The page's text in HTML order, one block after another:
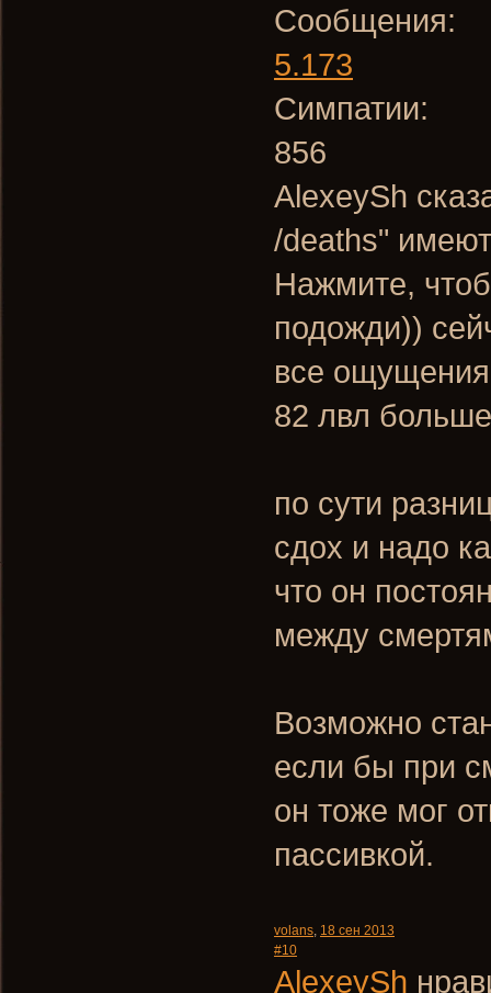
Сообщения:
5.173
Симпатии:
856
AlexeySh
/deaths"
Нажмите,
подожди))
все
82 лвл
по сути
сдох и надо
что он
между
Возможно
если бы при
он тоже мог
пассивкой.
volans, 18 сен 2013
#10
AlexeySh